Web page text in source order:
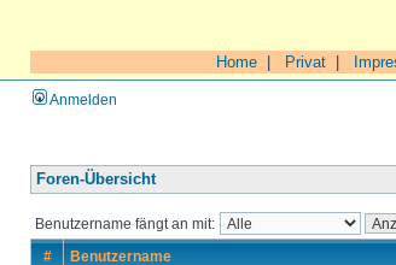
Home Privat
Anmelden
Foren-Übersicht
Benutzername fängt an mit:
# Benutzername